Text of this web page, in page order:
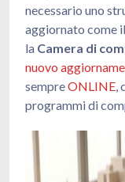
necessario uno
aggiornato come il
la Camera di
nuovo
sempreONLINE,
programmi di